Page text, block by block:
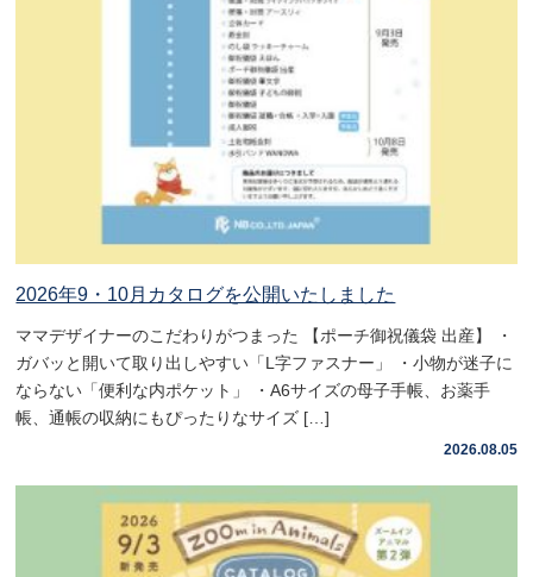
2026年9・10月カタログを公開いたしました
ママデザイナーのこだわりがつまった 【ポーチ御祝儀袋 出産】 ・
ガバッと開いて取り出しやすい「L字ファスナー」 ・小物が迷子に
ならない「便利な内ポケット」 ・A6サイズの母子手帳、お薬手
帳、通帳の収納にもぴったりなサイズ […]
2026.08.05